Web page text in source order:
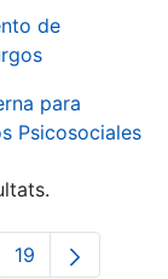
de
para
Psicosociales
TAB per
Pàgina
19